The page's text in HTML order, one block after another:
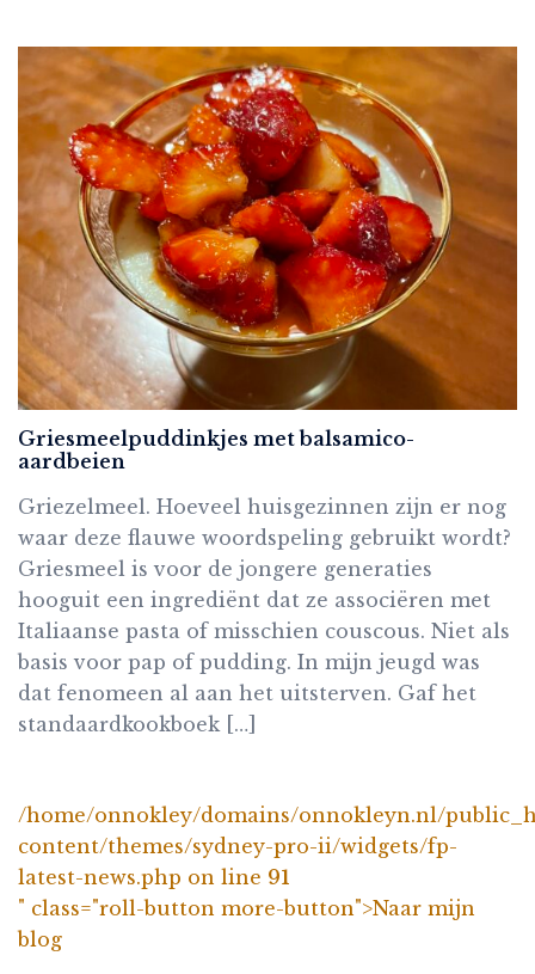
Griesmeelpuddinkjes met balsamico-
aardbeien
Griezelmeel. Hoeveel huisgezinnen zijn er nog
waar deze flauwe woordspeling gebruikt wordt?
Griesmeel is voor de jongere generaties
hooguit een ingrediënt dat ze associëren met
Italiaanse pasta of misschien couscous. Niet als
basis voor pap of pudding. In mijn jeugd was
dat fenomeen al aan het uitsterven. Gaf het
standaardkookboek […]
/home/onnokley/domains/onnokleyn.nl/
content/themes/sydney-pro-ii/widgets/fp-
latest-news.php on line 91
" class="roll-button more-button">Naar mijn
blog